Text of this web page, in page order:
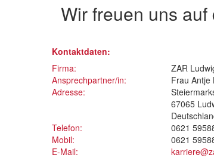
Wir freuen uns
Kontaktdaten:
Firma:
ZAR
Ansprechpartner/in:
Frau Antje
Adresse:
67065
Telefon:
0621
Mobil:
0621
E-Mail: